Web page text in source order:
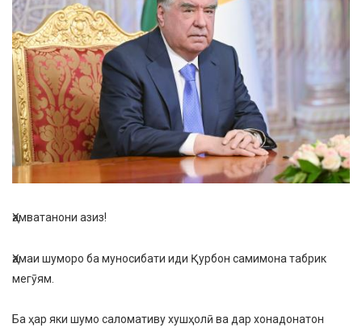
Ҳамватанони азиз!
Ҳамаи шуморо ба муносибати иди Қурбон самимона табрик
мегӯям.
Ба ҳар яки шумо саломативу хушҳолӣ ва дар хонадонатон